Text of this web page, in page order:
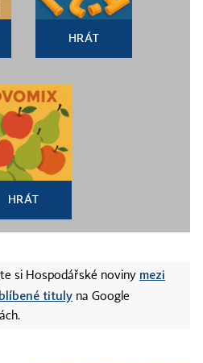
HRÁT
HRÁT
si Hospodářské noviny mezi
tituly na Google